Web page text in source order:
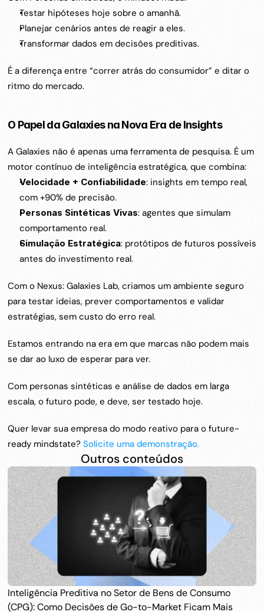
Testar hipóteses hoje sobre o amanhã.
Planejar cenários antes de reagir a eles.
Transformar dados em decisões preditivas.
É a diferença entre “correr atrás do consumidor” e ditar o
ritmo do mercado.
O Papel da Galaxies na Nova Era de Insights
A Galaxies não é apenas uma ferramenta de pesquisa. É um
motor contínuo de inteligência estratégica, que combina:
Velocidade + Confiabilidade: insights em tempo real,
com +90% de precisão.
Personas Sintéticas Vivas: agentes que simulam
comportamento real.
Simulação Estratégica: protótipos de futuros possíveis
antes do investimento real.
Com o Nexus: Galaxies Lab, criamos um ambiente seguro
para testar ideias, prever comportamentos e validar
estratégias, sem custo do erro real.
Estamos entrando na era em que marcas não podem mais
se dar ao luxo de esperar para ver.
Com personas sintéticas e análise de dados em larga
escala, o futuro pode, e deve, ser testado hoje.
Quer levar sua empresa do modo reativo para o future-
ready mindstate? Solicite uma demonstração.
Outros conteúdos
Inteligência Preditiva no Setor de Bens de Consumo
(CPG): Como Decisões de Go-to-Market Ficam Mais